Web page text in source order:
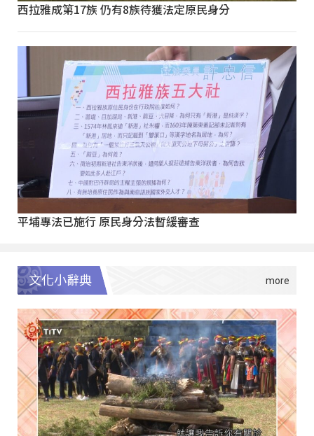
西拉雅成第17族 仍有8族待獲法定原民身分
平埔專法已施行 原民身分法暫緩審查
文化小辭典